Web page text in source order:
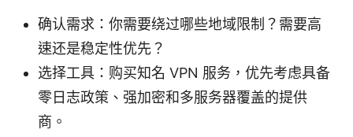
确认需求：你需要绕过哪些地域限制？需要高
速还是稳定性优先？
选择工具：购买知名 VPN 服务，优先考虑具备
零日志政策、强加密和多服务器覆盖的提供
商。